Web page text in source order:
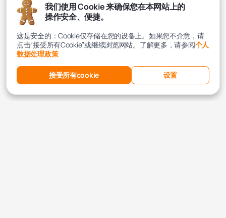
我们使用 Cookie 来确保您在本网站上的
操作安全、便捷。
这是安全的：Cookie仅存储在您的设备上。如果您不介意，请
点击“接受所有Cookie”或继续浏览网站。了解更多，请参阅个人
数据处理政策
接受所有cookie 设置